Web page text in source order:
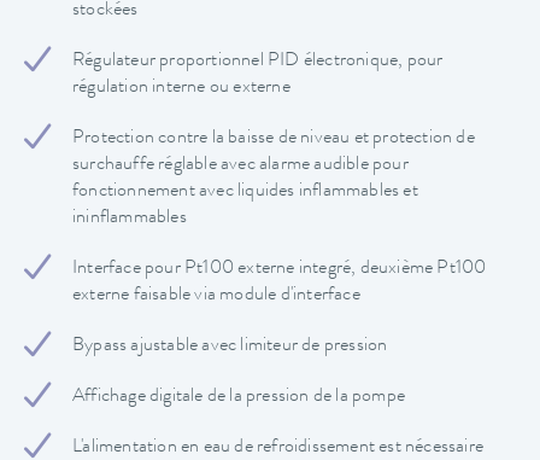
stockées
Régulateur proportionnel PID électronique, pour
régulation interne ou externe
Protection contre la baisse de niveau et protection de
surchauffe réglable avec alarme audible pour
fonctionnement avec liquides inflammables et
ininflammables
Interface pour Pt100 externe integré, deuxième Pt100
externe faisable via module d'interface
Bypass ajustable avec limiteur de pression
Affichage digitale de la pression de la pompe
L'alimentation en eau de refroidissement est nécessaire